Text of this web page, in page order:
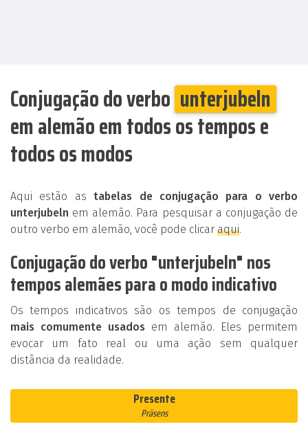
Conjugação do verbo unterjubeln
em alemão em todos os tempos e
todos os modos
Aqui estão astabelas de conjugação para o verbo
unterjubeln em alemão. Para pesquisar a conjugação de
outro verbo em alemão, você pode clicar aqui.
Conjugação do verbo "unterjubeln" nos
tempos alemães para o modo indicativo
Os tempos indicativos são os tempos de conjugação
mais comumente usados em alemão. Eles permitem
evocar um fato real ou uma ação sem qualquer
distância da realidade.
Presente
Präsens